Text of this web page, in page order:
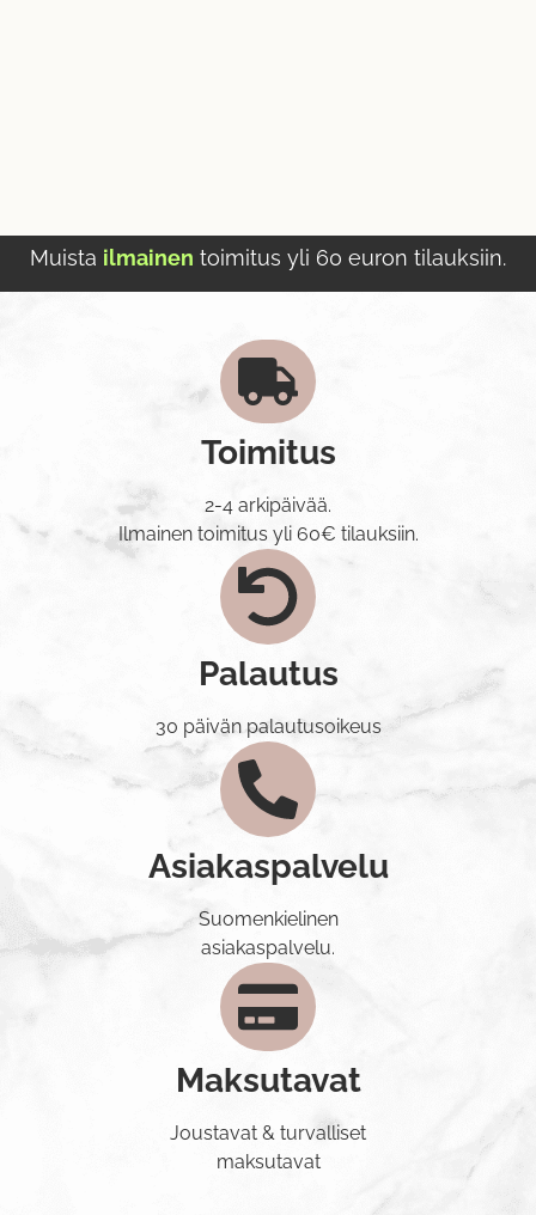
Muista ilmainen toimitus yli 60 euron tilauksiin.
Toimitus
2-4 arkipäivää.
Ilmainen toimitus yli 60€ tilauksiin.
Palautus
30 päivän palautusoikeus
Asiakaspalvelu
Suomenkielinen
asiakaspalvelu.
Maksutavat
Joustavat & turvalliset
maksutavat